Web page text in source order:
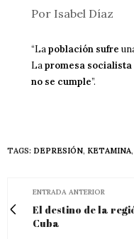
Por Isabel Díaz
“Lapoblación sufre
Lapromesa socialista
no se cumple”.
TAGS: DEPRESIÓN, KETAMINA,
ENTRADA ANTERIOR
El destino de la
Cuba